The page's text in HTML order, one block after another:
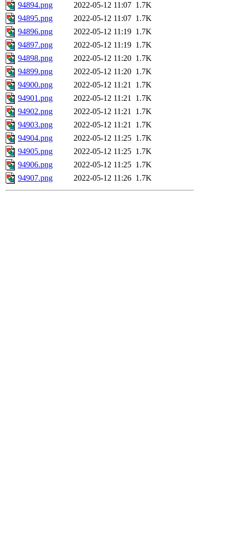
94894.png
2022-05-12 11:07 1.7K
94895.png
2022-05-12 11:07 1.7K
94896.png
2022-05-12 11:19 1.7K
94897.png
2022-05-12 11:19 1.7K
94898.png
2022-05-12 11:20 1.7K
94899.png
2022-05-12 11:20 1.7K
94900.png
2022-05-12 11:21 1.7K
94901.png
2022-05-12 11:21 1.7K
94902.png
2022-05-12 11:21 1.7K
94903.png
2022-05-12 11:21 1.7K
94904.png
2022-05-12 11:25 1.7K
94905.png
2022-05-12 11:25 1.7K
94906.png
2022-05-12 11:25 1.7K
94907.png
2022-05-12 11:26 1.7K